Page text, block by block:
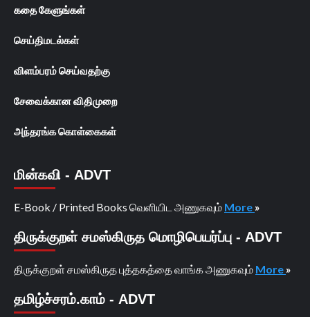
கதை கேளுங்கள்
செய்திமடல்கள்
விளம்பரம் செய்வதற்கு
சேவைக்கான விதிமுறை
அந்தரங்க கொள்கைகள்
மின்கவி - ADVT
E-Book / Printed Books வெளியிட அணுகவும் More »
திருக்குறள் சமஸ்கிருத மொழிபெயர்ப்பு - ADVT
திருக்குறள் சமஸ்கிருத புத்தகத்தை வாங்க அணுகவும் More »
தமிழ்ச்சரம்.காம் - ADVT